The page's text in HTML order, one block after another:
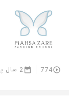
774 2 سال پیش